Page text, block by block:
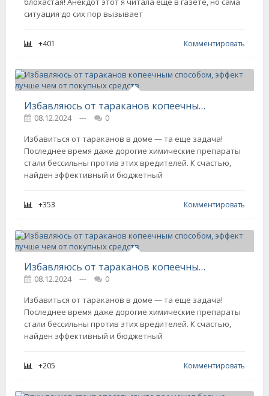
ситуация до сих пор вызывает
+401 Комментировать
Избавляюсь от тараканов копеечным способом, эффект лучше чем от покупных средств
08.12.2024 ---
0
Избавиться от тараканов в доме — та еще задача!
Последнее время даже дорогие химические препараты
стали бессильны против этих вредителей. К счастью,
найден эффективный и бюджетный
+353 Комментировать
Избавляюсь от тараканов копеечным способом, эффект лучше чем от покупных средств
08.12.2024 ---
0
Избавиться от тараканов в доме — та еще задача!
Последнее время даже дорогие химические препараты
стали бессильны против этих вредителей. К счастью,
найден эффективный и бюджетный
+205 Комментировать